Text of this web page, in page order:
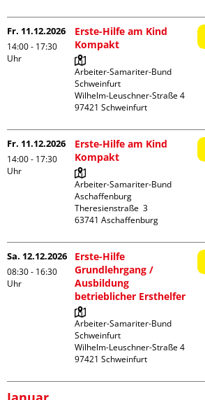
Fr. 11.12.2026
14:00 - 17:30
Uhr
Erste-Hilfe am Kind
Kompakt
Arbeiter-Samariter-Bund
Schweinfurt
Wilhelm-Leuschner-Straße 4
Fr. 11.12.2026
14:00 - 17:30
Uhr
Erste-Hilfe am Kind
Kompakt
Arbeiter-Samariter-Bund
Aschaffenburg
Theresienstraße  3
Sa. 12.12.2026
08:30 - 16:30
Uhr
Erste-Hilfe
Grundlehrgang /
Ausbildung
betrieblicher Ersthelfer
Arbeiter-Samariter-Bund
Schweinfurt
Wilhelm-Leuschner-Straße 4